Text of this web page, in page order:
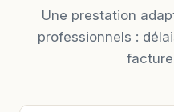
Une prestation
professionnels :